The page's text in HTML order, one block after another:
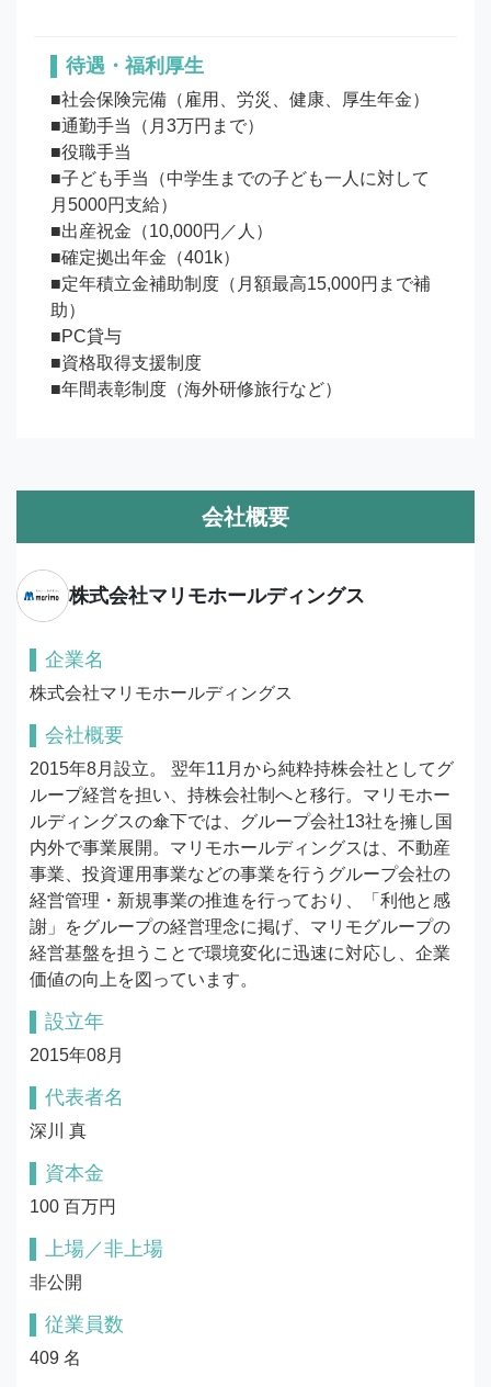
待遇・福利厚生
■社会保険完備（雇用、労災、健康、厚生年金）
■通勤手当（月3万円まで）
■役職手当
■子ども手当（中学生までの子ども一人に対して
月5000円支給）
■出産祝金（10,000円／人）
■確定拠出年金（401k）
■定年積立金補助制度（月額最高15,000円まで補
助）
■PC貸与
■資格取得支援制度
■年間表彰制度（海外研修旅行など）
会社概要
株式会社マリモホールディングス
企業名
株式会社マリモホールディングス
会社概要
2015年8月設立。 翌年11月から純粋持株会社としてグ
ループ経営を担い、持株会社制へと移行。マリモホー
ルディングスの傘下では、グループ会社13社を擁し国
内外で事業展開。マリモホールディングスは、不動産
事業、投資運用事業などの事業を行うグループ会社の
経営管理・新規事業の推進を行っており、「利他と感
謝」をグループの経営理念に掲げ、マリモグループの
経営基盤を担うことで環境変化に迅速に対応し、企業
価値の向上を図っています。
設立年
2015年08月
代表者名
深川 真
資本金
100 百万円
上場／非上場
非公開
従業員数
409 名